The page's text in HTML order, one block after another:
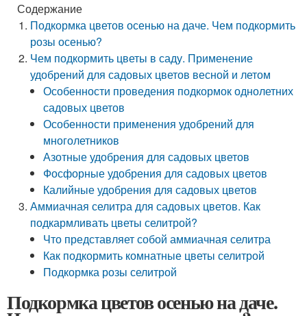
Содержание
Подкормка цветов осенью на даче. Чем подкормить
розы осенью?
Чем подкормить цветы в саду. Применение
удобрений для садовых цветов весной и летом
Особенности проведения подкормок однолетних
садовых цветов
Особенности применения удобрений для
многолетников
Азотные удобрения для садовых цветов
Фосфорные удобрения для садовых цветов
Калийные удобрения для садовых цветов
Аммиачная селитра для садовых цветов. Как
подкармливать цветы селитрой?
Что представляет собой аммиачная селитра
Как подкормить комнатные цветы селитрой
Подкормка розы селитрой
Подкормка цветов осенью на даче.